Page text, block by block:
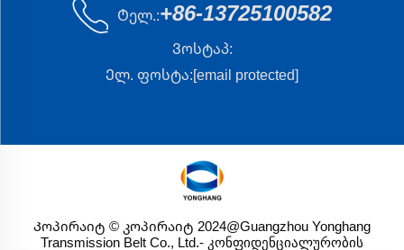
Ტელ.:+86-13725100582
Ვოსტაპ:
Ელ. ფოსტა:[email protected]
Კოპირაიტ © კოპირაიტ 2024@Guangzhou Yonghang
Transmission Belt Co., Ltd.- კონფიდენციალურობის